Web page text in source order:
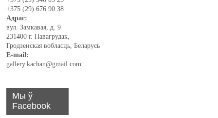
+375 (29) 676 90 38
Адрас:
вул. Замкавая, д. 9
231400 г. Навагрудак,
Гродзенская вобласць, Беларусь
E-mail:
gallery.kachan@gmail.com
Мы ў
Facebook